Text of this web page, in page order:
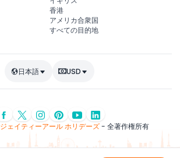
香港
アメリカ合衆国
すべての目的地
日本語 USD
ジェイティーアール ホリデーズ- 全著作権所有